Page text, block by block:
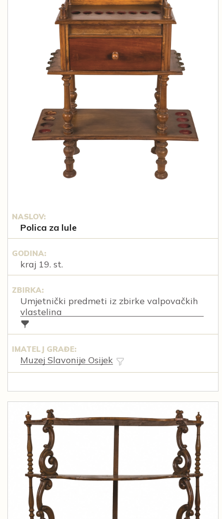
NASLOV:
Polica za lule
GODINA:
kraj 19. st.
ZBIRKA:
Umjetnički predmeti iz zbirke valpovačkih
vlastelina
IMATELJ GRAĐE:
Muzej Slavonije Osijek